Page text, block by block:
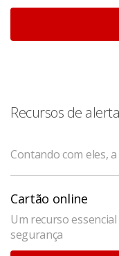
Recursos de
Contando com eles,
Cartão online
Um recurso
segurança